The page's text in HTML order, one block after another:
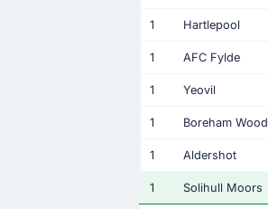
1 Hartlepool
1 AFC Fylde
1 Yeovil
1 Boreham Wood
1 Aldershot
1 Solihull Moors